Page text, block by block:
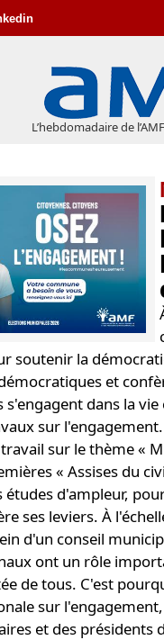
L’hebdomadaire de
soutenir la
et
s'engagent dans la
sur
sur le thème «
« Assises du
études d'ampleur,
ses leviers. À
d'un conseil
ont un rôle
de tous. C'est
sur
et des